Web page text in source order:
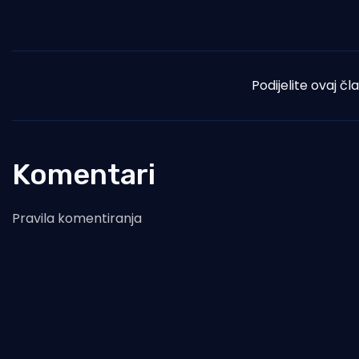
Podijelite ovaj
Komentari
Pravila komentiranja